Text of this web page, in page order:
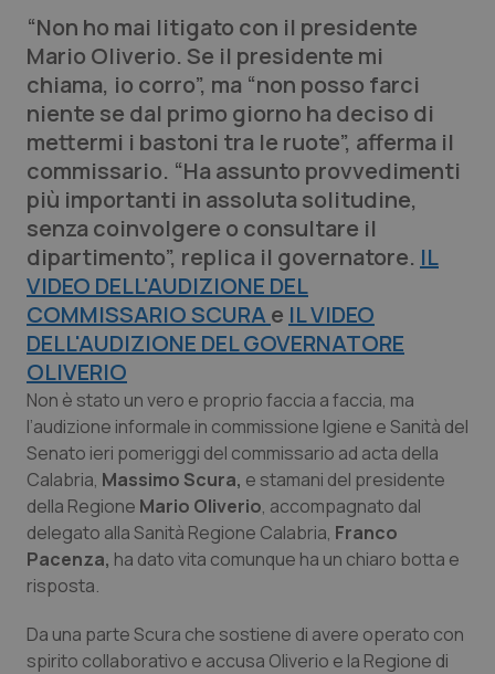
Lettere al direttore
Edizioni Regionali
QS Pro
Professionisti Sanitari.AI
Abruzzo
Basilicata
Calabria
Campania
Emilia-Romagna
Friuli Venezia Giulia
Lazio
Liguria
QS Pro Gold
Artrite & artrosi
Asma & BPCO
Car-T
Colesterolo & coronaropatie
Dermatite Atopica
Diabete & glucometri
Disturbi dell’umore
QS Club Newsletter
“Non ho mai litigato con il presidente
Mario Oliverio. Se il presidente mi
chiama, io corro”, ma “non posso farci
niente se dal primo giorno ha deciso di
mettermi i bastoni tra le ruote”, afferma il
commissario. “Ha assunto provvedimenti
più importanti in assoluta solitudine,
senza coinvolgere o consultare il
dipartimento”, replica il governatore. IL
VIDEO DELL'AUDIZIONE DEL
COMMISSARIO SCURAe IL VIDEO
DELL'AUDIZIONE DEL GOVERNATORE
OLIVERIO
Non è stato un vero e proprio faccia a faccia, ma
l’audizione informale in commissione Igiene e Sanità del
Senato ieri pomeriggi del commissario ad acta della
Calabria, Massimo Scura, e stamani del presidente
della Regione Mario Oliverio, accompagnato dal
delegato alla Sanità Regione Calabria, Franco
Pacenza, ha dato vita comunque ha un chiaro botta e
risposta.
Da una parte Scura che sostiene di avere operato con
spirito collaborativo e accusa Oliverio e la Regione di